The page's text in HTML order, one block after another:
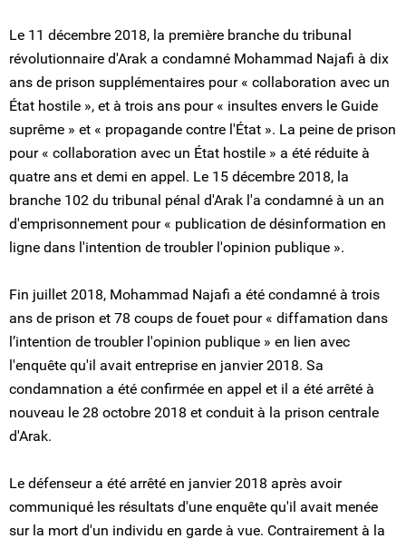
Le 11 décembre 2018, la première branche du tribunal
révolutionnaire d'Arak a condamné Mohammad Najafi à dix
ans de prison supplémentaires pour « collaboration avec un
État hostile », et à trois ans pour « insultes envers le Guide
suprême » et « propagande contre l'État ». La peine de prison
pour « collaboration avec un État hostile » a été réduite à
quatre ans et demi en appel. Le 15 décembre 2018, la
branche 102 du tribunal pénal d'Arak l'a condamné à un an
d'emprisonnement pour « publication de désinformation en
ligne dans l'intention de troubler l'opinion publique ».
Fin juillet 2018, Mohammad Najafi a été condamné à trois
ans de prison et 78 coups de fouet pour « diffamation dans
l’intention de troubler l'opinion publique » en lien avec
l'enquête qu'il avait entreprise en janvier 2018. Sa
condamnation a été confirmée en appel et il a été arrêté à
nouveau le 28 octobre 2018 et conduit à la prison centrale
d'Arak.
Le défenseur a été arrêté en janvier 2018 après avoir
communiqué les résultats d'une enquête qu'il avait menée
sur la mort d'un individu en garde à vue. Contrairement à la